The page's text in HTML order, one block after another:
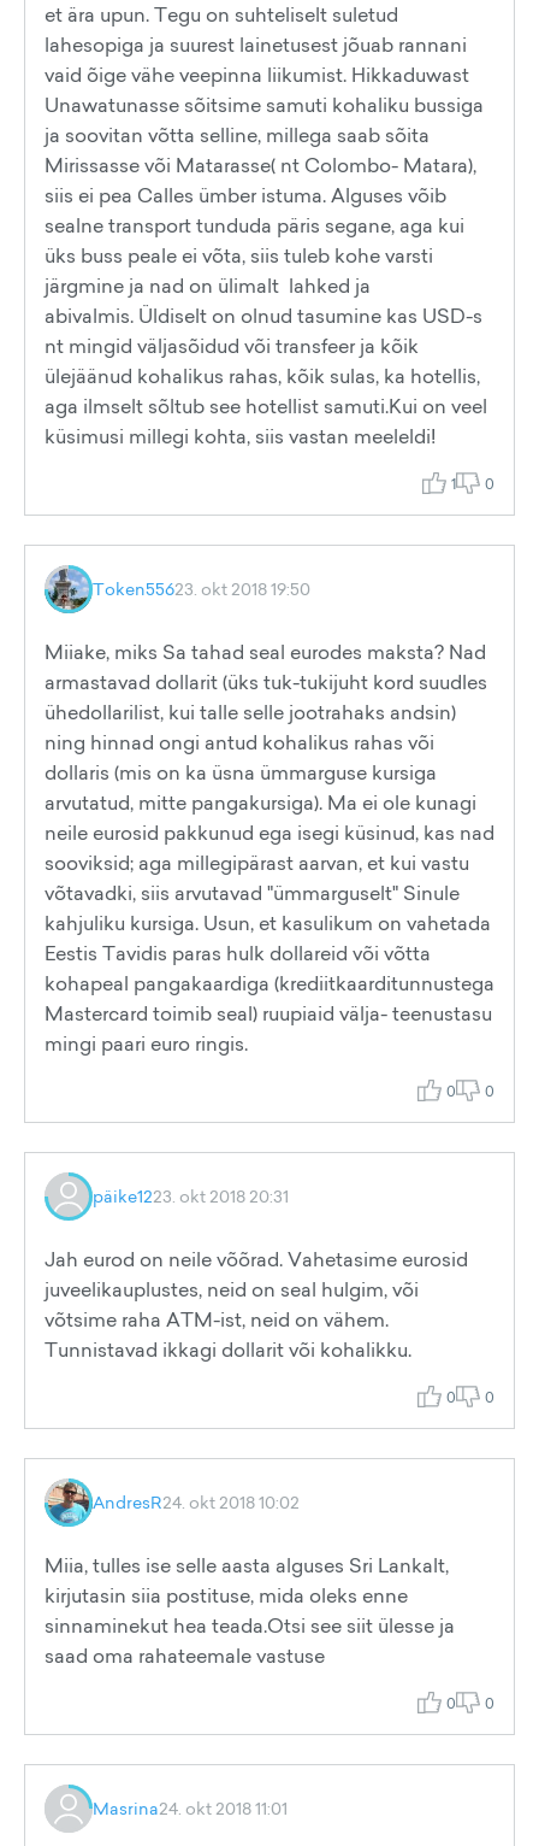
et ära upun. Tegu on suhteliselt suletud
lahesopiga ja suurest lainetusest jõuab rannani
vaid õige vähe veepinna liikumist. Hikkaduwast
Unawatunasse sõitsime samuti kohaliku bussiga
ja soovitan võtta selline, millega saab sõita
Mirissasse või Matarasse( nt Colombo- Matara),
siis ei pea Calles ümber istuma. Alguses võib
sealne transport tunduda päris segane, aga kui
üks buss peale ei võta, siis tuleb kohe varsti
järgmine ja nad on ülimalt lahked ja
abivalmis. Üldiselt on olnud tasumine kas USD-s
nt mingid väljasõidud või transfeer ja kõik
ülejäänud kohalikus rahas, kõik sulas, ka hotellis,
aga ilmselt sõltub see hotellist samuti.Kui on veel
küsimusi millegi kohta, siis vastan meeleldi!
1 0
Token55623. okt 2018 19:50
Miiake, miks Sa tahad seal eurodes maksta? Nad
armastavad dollarit (üks tuk-tukijuht kord suudles
ühedollarilist, kui talle selle jootrahaks andsin)
ning hinnad ongi antud kohalikus rahas või
dollaris (mis on ka üsna ümmarguse kursiga
arvutatud, mitte pangakursiga). Ma ei ole kunagi
neile eurosid pakkunud ega isegi küsinud, kas nad
sooviksid; aga millegipärast aarvan, et kui vastu
võtavadki, siis arvutavad "ümmarguselt" Sinule
kahjuliku kursiga. Usun, et kasulikum on vahetada
Eestis Tavidis paras hulk dollareid või võtta
kohapeal pangakaardiga (krediitkaarditunnustega
Mastercard toimib seal) ruupiaid välja- teenustasu
mingi paari euro ringis.
0 0
päike1223. okt 2018 20:31
Jah eurod on neile võõrad. Vahetasime eurosid
juveelikauplustes, neid on seal hulgim, või
võtsime raha ATM-ist, neid on vähem.
Tunnistavad ikkagi dollarit või kohalikku.
0 0
AndresR24. okt 2018 10:02
Miia, tulles ise selle aasta alguses Sri Lankalt,
kirjutasin siia postituse, mida oleks enne
sinnaminekut hea teada.Otsi see siit ülesse ja
saad oma rahateemale vastuse
0 0
Masrina24. okt 2018 11:01